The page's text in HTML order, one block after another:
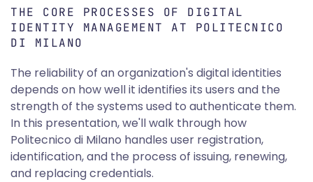
THE CORE PROCESSES OF DIGITAL
IDENTITY MANAGEMENT AT POLITECNICO
DI MILANO
The reliability of an organization's digital identities
depends on how well it identifies its users and the
strength of the systems used to authenticate them.
In this presentation, we'll walk through how
Politecnico di Milano handles user registration,
identification, and the process of issuing, renewing,
and replacing credentials.